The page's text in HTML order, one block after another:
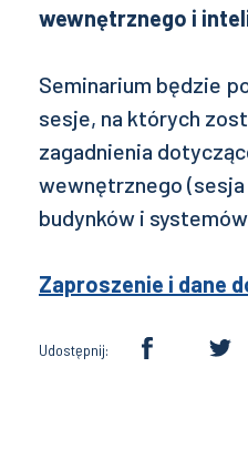
wewnętrznego i
Seminarium będzie
sesje, na których
zagadnienia
wewnętrznego
budynków i
Zaproszenie i dane
Udostępnij: